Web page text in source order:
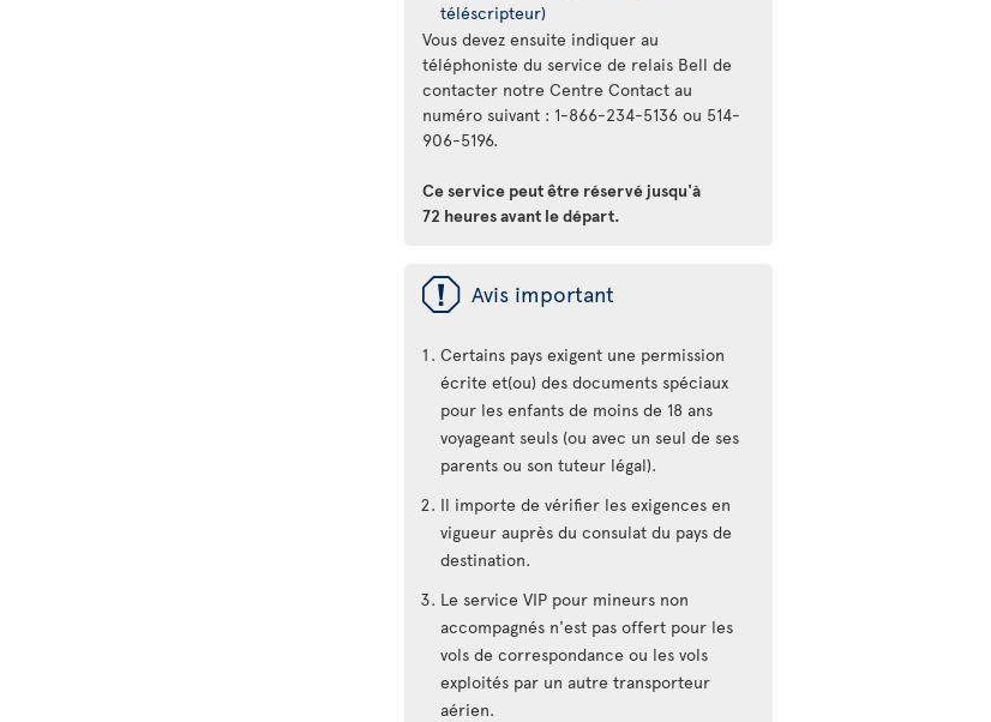
téléscripteur)
Vous devez ensuite indiquer au
téléphoniste du service de relais Bell de
contacter notre Centre Contact au
numéro suivant : 1-866-234-5136 ou 514-
906-5196.
Ce service peut être réservé jusqu'à
72 heures avant le départ.
ü Avis important
Certains pays exigent une permission
écrite et(ou) des documents spéciaux
pour les enfants de moins de 18 ans
voyageant seuls (ou avec un seul de ses
parents ou son tuteur légal).
Il importe de vérifier les exigences en
vigueur auprès du consulat du pays de
destination.
Le service VIP pour mineurs non
accompagnés n'est pas offert pour les
vols de correspondance ou les vols
exploités par un autre transporteur
aérien.